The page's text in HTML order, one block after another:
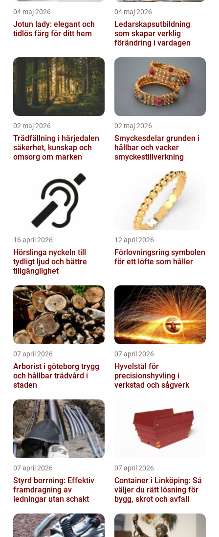
04 maj 2026
Jotun lady: elegant och
tidlös färg för ditt hem
04 maj 2026
Ledarskapsutbildning
som skapar verklig
förändring i vardagen
02 maj 2026
Trädfällning i härjedalen
säkerhet, kunskap och
omsorg om marken
02 maj 2026
Smyckesdelar grunden i
hållbar och vacker
smyckestillverkning
16 april 2026
Hörslinga nyckeln till
tydligt ljud och bättre
tillgänglighet
12 april 2026
Förlovningsring symbolen
för ett löfte som håller
07 april 2026
Arborist i göteborg trygg
och hållbar trädvård i
staden
07 april 2026
Hyvelstål för
precisionshyvling i
verkstad och sågverk
07 april 2026
Styrd borrning: Effektiv
framdragning av
ledningar utan schakt
07 april 2026
Container i Linköping: Så
väljer du rätt lösning för
bygg, skrot och avfall